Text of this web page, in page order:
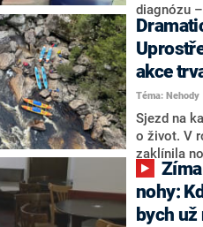
nemusela
řekla
nanejvýš
diagnózu
noze –
přišla další
Míša
přišla o
důsledku
Dárce se
život jako
Jejím
založili na
akce
Téma: Nehody
Sjezd na
o život. V
zaklínila
nohy:
bych už